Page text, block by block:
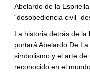
Abelardo de la
“desobediencia civil”
La historia detrás de
portará Abelardo De La
simbolismo y el arte
reconocido en el